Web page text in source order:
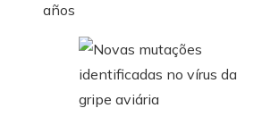
años